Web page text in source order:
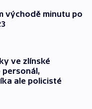
východě minutu po
ve zlínské
personál,
ale policisté